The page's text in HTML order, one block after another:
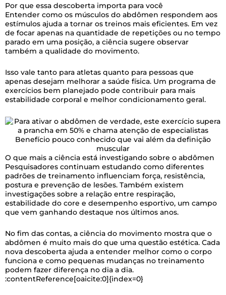
Por que essa descoberta importa para você
Entender como os músculos do abdômen respondem aos
estímulos ajuda a tornar os treinos mais eficientes. Em vez
de focar apenas na quantidade de repetições ou no tempo
parado em uma posição, a ciência sugere observar
também a qualidade do movimento.
Isso vale tanto para atletas quanto para pessoas que
apenas desejam melhorar a saúde física. Um programa de
exercícios bem planejado pode contribuir para mais
estabilidade corporal e melhor condicionamento geral.
Benefício pouco conhecido que vai além da definição
muscular
O que mais a ciência está investigando sobre o abdômen
Pesquisadores continuam estudando como diferentes
padrões de treinamento influenciam força, resistência,
postura e prevenção de lesões. Também existem
investigações sobre a relação entre respiração,
estabilidade do core e desempenho esportivo, um campo
que vem ganhando destaque nos últimos anos.
No fim das contas, a ciência do movimento mostra que o
abdômen é muito mais do que uma questão estética. Cada
nova descoberta ajuda a entender melhor como o corpo
funciona e como pequenas mudanças no treinamento
podem fazer diferença no dia a dia.
:contentReference[oaicite:0]{index=0}